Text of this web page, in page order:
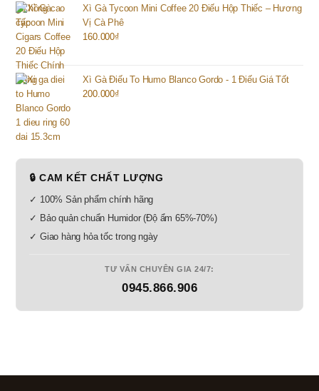
Xì Gà Tycoon Mini Coffee 20 Điếu Hộp Thiếc – Hương
Vị Cà Phê
160.000₫
Xì Gà Điếu To Humo Blanco Gordo - 1 Điếu Giá Tốt
200.000₫
🔒 CAM KẾT CHẤT LƯỢNG
✓ 100% Sản phẩm chính hãng
✓ Bảo quản chuẩn Humidor (Độ ẩm 65%-70%)
✓ Giao hàng hỏa tốc trong ngày
TƯ VẤN CHUYÊN GIA 24/7:
0945.866.906